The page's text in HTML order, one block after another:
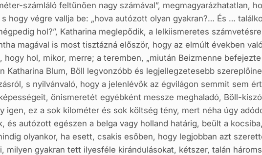
számláló feltűnően nagy számával”, megmagyarázhatatlan,
hogy végre vallja be: „hova autózott olyan gyakran?… És …
hol?”, Katharina meglepődik, a lelkiismeretes
magával is most tisztázná először, hogy az elmúlt években
hol, mikor, merre; a teremben, „miután Beizmenne
Blum, Böll legvonzóbb és legjellegzetesebb
s nyilvánvaló, hogy a jelenlévők az égvilágon semmit sem
önismeretét egyébként messze meghaladó, Böll-
igen, ez a sok kilométer és sok költség tény, mert néha úgy
és autózott egészen a belga vagy holland határig, beült a
olyankor, ha esett, csakis esőben, hogy legjobban azt
milyen gyakran tett ilyesféle kirándulásokat, kétszer, talán